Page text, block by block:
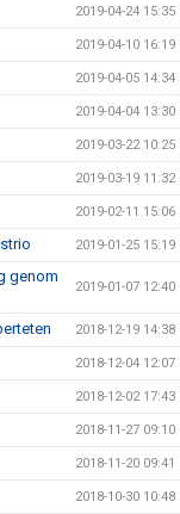
2019-04-24 15:35
2019-04-10 16:19
2019-04-05 14:34
2019-04-04 13:30
2019-03-22 10:25
2019-03-19 11:32
2019-02-11 15:06
2019-01-25 15:19
genom
2019-01-07 12:40
2018-12-19 14:38
2018-12-04 12:07
2018-12-02 17:43
2018-11-27 09:10
2018-11-20 09:41
2018-10-30 10:48